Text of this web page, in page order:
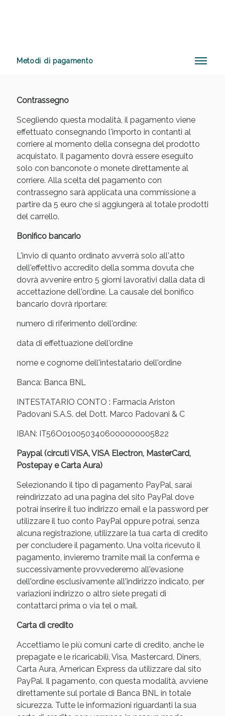
Metodi di pagamento
Contrassegno
Scegliendo questa modalità, il pagamento viene
effettuato consegnando l'importo in contanti al
corriere al momento della consegna del prodotto
acquistato. Il pagamento dovrà essere eseguito
solo con banconote o monete direttamente al
corriere. Alla scelta del pagamento con
contrassegno sarà applicata una commissione a
partire da 5 euro che si aggiungerà al totale prodotti
del carrello.
Bonifico bancario
L'invio di quanto ordinato avverrà solo all'atto
dell'effettivo accredito della somma dovuta che
dovrà avvenire entro 5 giorni lavorativi dalla data di
accettazione dell'ordine. La causale del bonifico
bancario dovrà riportare:
numero di riferimento dell'ordine:
data di effettuazione dell'ordine
nome e cognome dell'intestatario dell'ordine
Banca: Banca BNL
INTESTATARIO CONTO : Farmacia Ariston
Padovani S.A.S. del Dott. Marco Padovani & C
IBAN: IT56O0100503406000000005822
Paypal (circuti VISA, VISA Electron, MasterCard,
Postepay e Carta Aura)
Selezionando il tipo di pagamento PayPal, sarai
reindirizzato ad una pagina del sito PayPal dove
potrai inserire il tuo indirizzo email e la password per
utilizzare il tuo conto PayPal oppure potrai, senza
alcuna registrazione, utilizzare la tua carta di credito
per concludere il pagamento. Una volta ricevuto il
pagamento, invieremo tramite mail la conferma e
successivamente provvederemo all'evasione
dell'ordine esclusivamente all'indirizzo indicato, per
variazioni indirizzo o altro siete pregati di
contattarci prima o via tel o mail.
Carta di credito
Accettiamo le più comuni carte di credito, anche le
prepagate e le ricaricabili, Visa, Mastercard, Diners,
Carta Aura, American Express da utilizzare dal sito
PayPal. Il pagamento, con questa modalità, avviene
direttamente sul portale di Banca BNL in totale
sicurezza. Tutte le informazioni riguardanti la sua
Vie Urinarie e Prostata: Sconti fino al 45% oggi!
Benessere Intestinale: Sconto fino al 55% valido
oggi!